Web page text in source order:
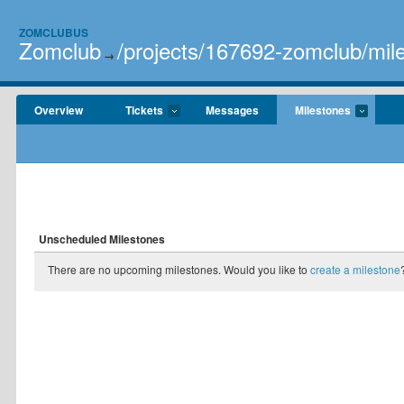
ZOMCLUBUS
Zomclub → /projects/167692-zomclub/
Overview Tickets Messages Milestones
Unscheduled Milestones
There are no upcoming milestones. Would you like to create a milestone